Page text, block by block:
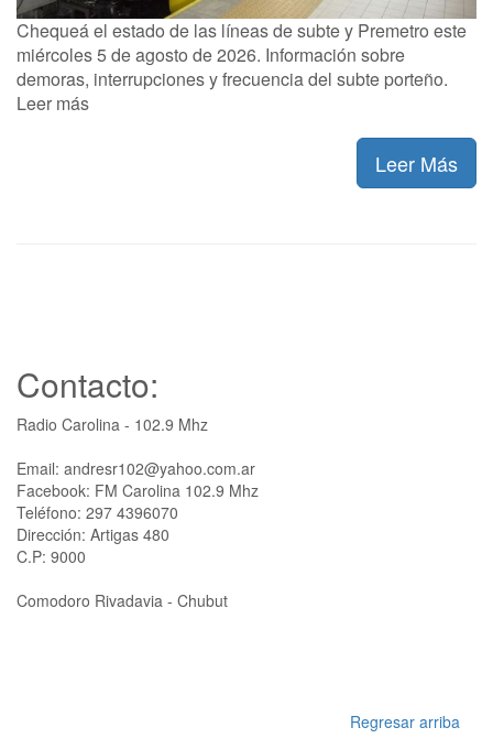
Chequeá el estado de las líneas de subte y Premetro este
miércoles 5 de agosto de 2026. Información sobre
demoras, interrupciones y frecuencia del subte porteño.
Leer más
Leer Más
Contacto:
Radio Carolina - 102.9 Mhz
Email: andresr102@yahoo.com.ar
Facebook: FM Carolina 102.9 Mhz
Teléfono: 297 4396070
Dirección: Artigas 480
C.P: 9000
Comodoro Rivadavia - Chubut
Regresar arriba